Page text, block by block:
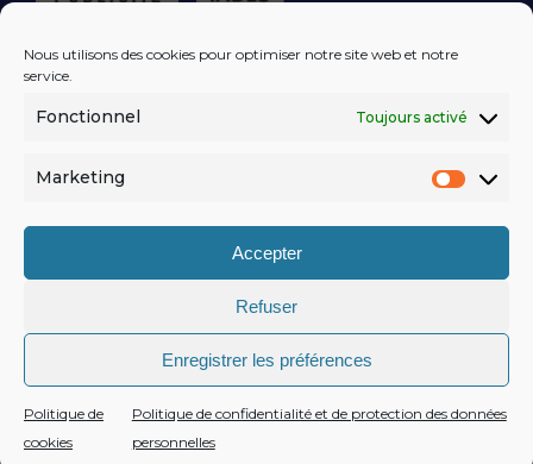
Nous utilisons des cookies pour optimiser notre site web et notre
service.
Fonctionnel Toujours activé
Marketing
Accepter
Refuser
Enregistrer les préférences
Politique de
cookies
Politique de confidentialité et de protection des données
personnelles
RÉGIE PUBLICITAIRE
LES EXCLUS
DANS VOTRE
MENTIONS LÉGALES
POLITIQUE DE CONFIDENTIALITÉ
AGENCE EQUINOXAL